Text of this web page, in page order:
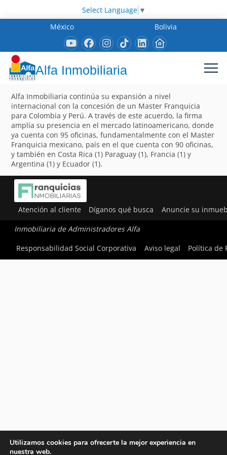
Select Language ▼
México
Bolivia
Alfa Inmobiliaria
Alfa Inmobiliaria continúa su expansión a nivel
internacional con la concesión de un Master Franquicia
para Colombia y Perú. A través de este acuerdo, la firma
amplía su presencia en el mercado latinoamericano, donde
ya cuenta con 95 oficinas, fundamentalmente con el Master
Franquicia mexicano, país en el que cuenta con 90 oficinas,
y también en Costa Rica (1) Paraguay (1), Francia (1) y
Argentina (1) y Ecuador (1).
Atención al cliente Díganos qué busca Anuncie su
Inmobiliaria de Administradores Alfa
Responsabilidad Social Corporativa
Aviso legal Política de
Utilizamos cookies para ofrecerte la mejor experiencia en
nuestra web.